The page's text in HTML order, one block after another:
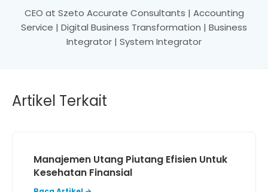
CEO at Szeto Accurate Consultants | Accounting
Service | Digital Business Transformation | Business
Integrator | System Integrator
Artikel Terkait
Manajemen Utang Piutang Efisien Untuk
Kesehatan Finansial